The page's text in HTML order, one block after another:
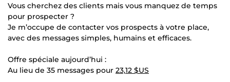
Vous cherchez des clients mais vous manquez de temps
pour prospecter ?
Je m’occupe de contacter vos prospects à votre place,
avec des messages simples, humains et efficaces.
Offre spéciale aujourd’hui :
Au lieu de 35 messages pour 23,12 $US